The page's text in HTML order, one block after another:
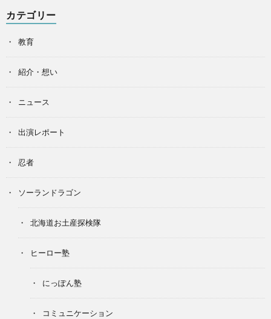
カテゴリー
教育
紹介・想い
ニュース
出演レポート
忍者
ソーランドラゴン
北海道お土産探検隊
ヒーロー塾
にっぽん塾
コミュニケーション